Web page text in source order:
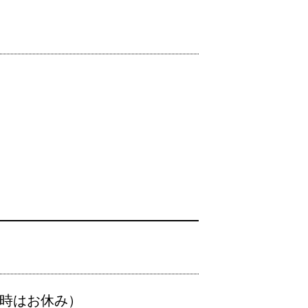
はお休み）